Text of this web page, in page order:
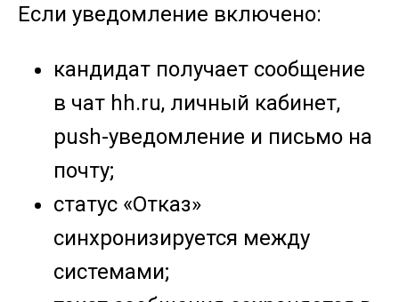
Если уведомление включено:
кандидат получает сообщение
в чат hh.ru, личный кабинет,
push-уведомление и письмо на
почту;
статус «Отказ»
синхронизируется между
системами;